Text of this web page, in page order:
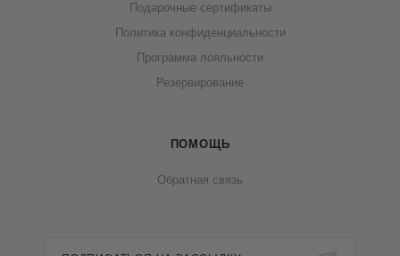
Подарочные сертификаты
Политика конфиденциальности
Программа лояльности
Резервирование
ПОМОЩЬ
Обратная связь